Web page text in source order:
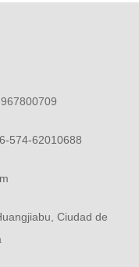
574-62010688
Ciudad de